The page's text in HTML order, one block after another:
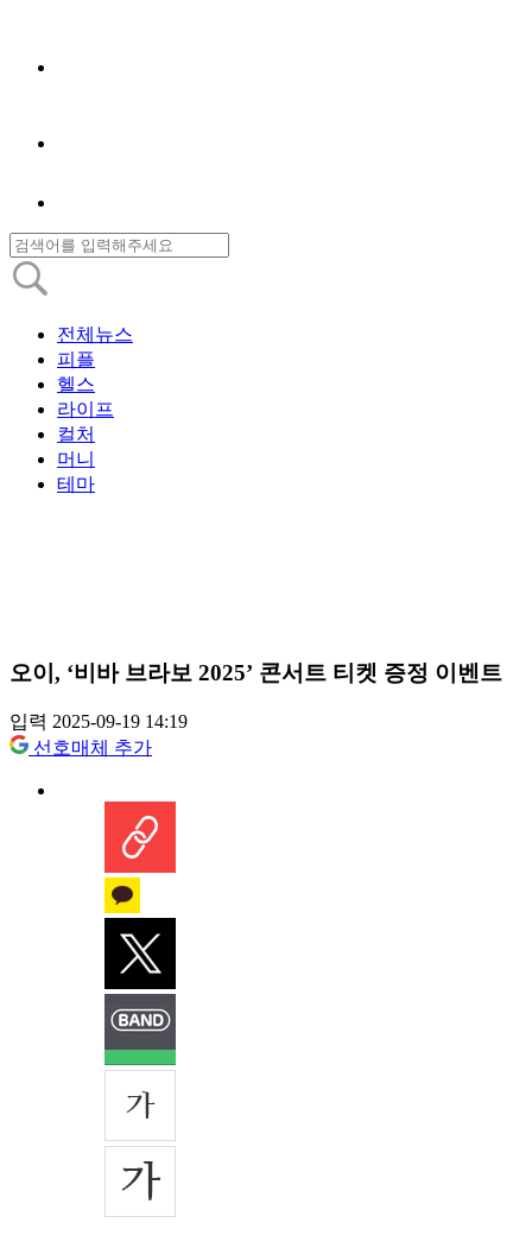
전체뉴스
피플
헬스
라이프
컬처
머니
테마
오이, ‘비바 브라보 2025’ 콘서트 티켓 증정 이벤트
입력 2025-09-19 14:19
선호매체 추가